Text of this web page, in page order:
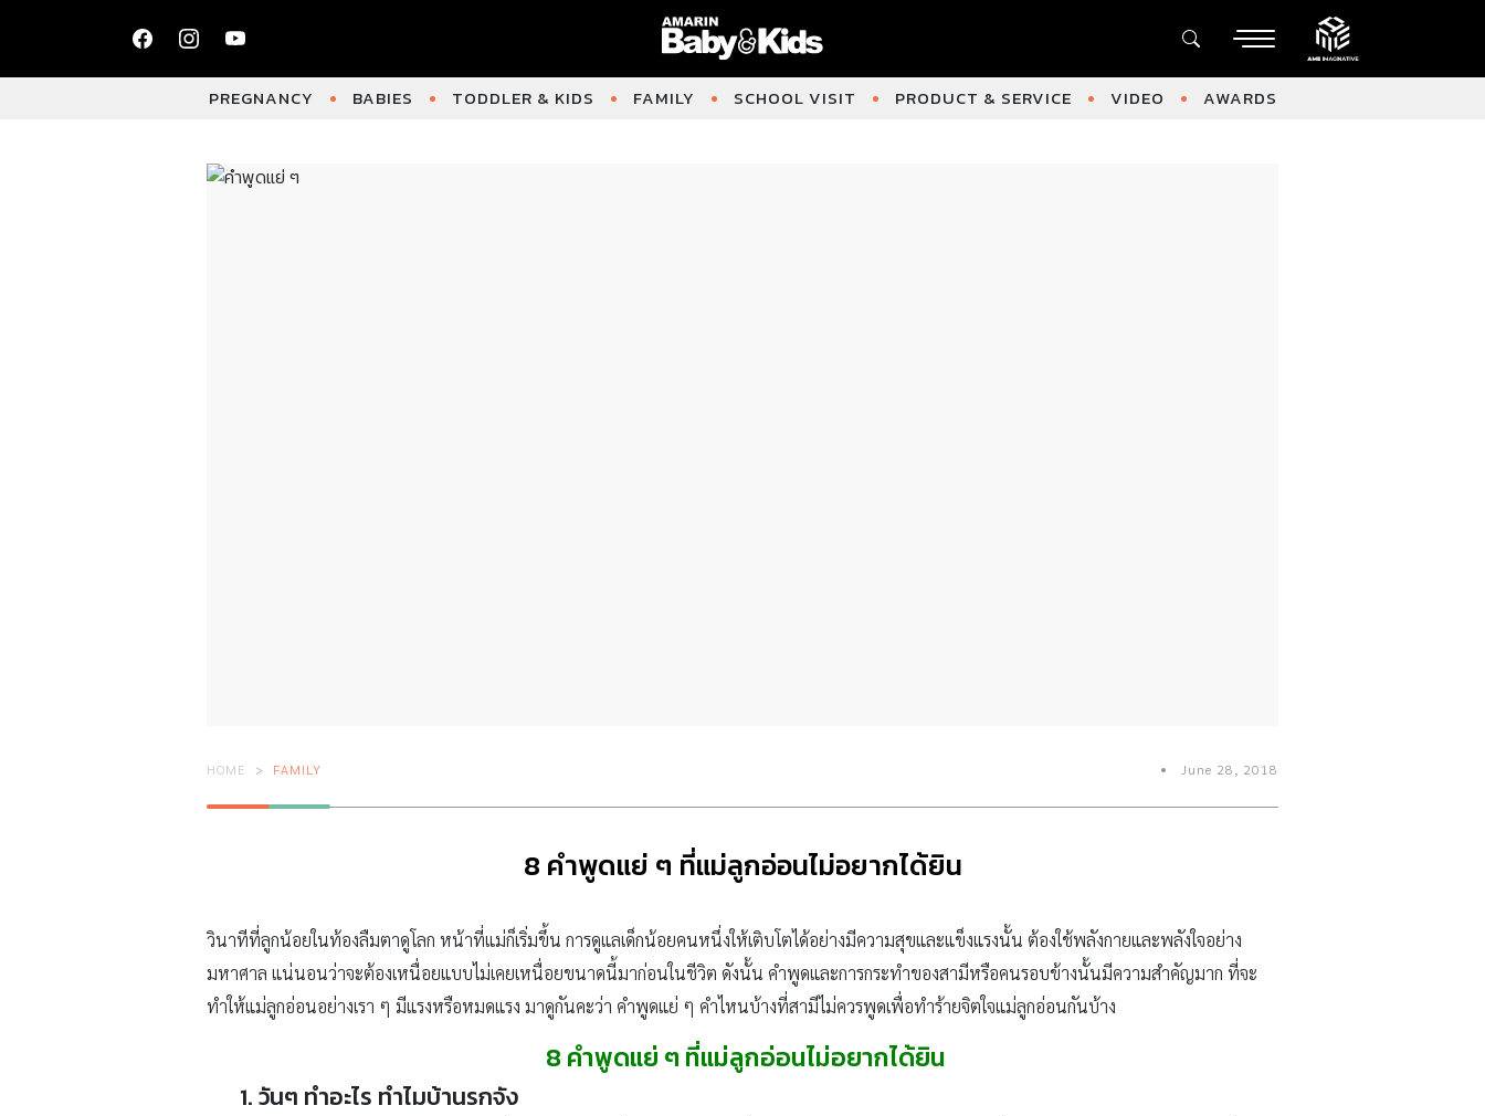
PREGNANCY BABIES TODDLER & KIDS FAMILY SCHOOL VISIT PRODUCT & SERVICE VIDEO AWARDS
HOME FAMILY June 28, 2018
8 คำพูดแย่ ๆ ที่แม่ลูกอ่อนไม่อยากได้ยิน
วินาทีที่ลูกน้อยในท้องลืมตาดูโลก หน้าที่แม่ก็เริ่มขึ้น การดูแลเด็กน้อยคนหนึ่งให้เติบโตได้อย่างมีความสุขและแข็งแรงนั้น ต้องใช้พลังกายและพลังใจอย่าง
มหาศาล แน่นอนว่าจะต้องเหนื่อยแบบไม่เคยเหนื่อยขนาดนี้มาก่อนในชีวิต ดังนั้น คำพูดและการกระทำของสามีหรือคนรอบข้างนั้นมีความสำคัญมาก ที่จะ
ทำให้แม่ลูกอ่อนอย่างเรา ๆ มีแรงหรือหมดแรง มาดูกันคะว่า คำพูดแย่ ๆ คำไหนบ้างที่สามีไม่ควรพูดเพื่อทำร้ายจิตใจแม่ลูกอ่อนกันบ้าง
8 คำพูดแย่ ๆ ที่แม่ลูกอ่อนไม่อยากได้ยิน
1. วันๆ ทำอะไร ทำไมบ้านรกจัง